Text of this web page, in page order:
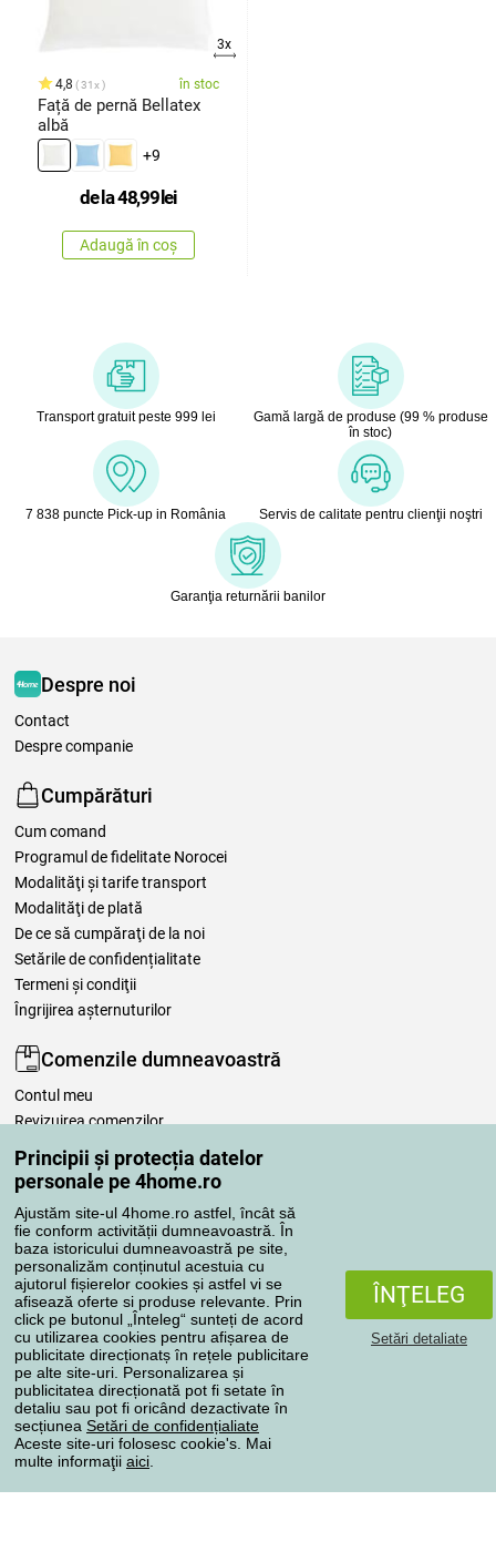
Principii și protecția datelor
personale pe 4home.ro
Ajustăm site-ul 4home.ro astfel, încât să
fie conform activității dumneavoastră. În
baza istoricului dumneavoastră pe site,
personalizăm conținutul acestuia cu
ajutorul fișierelor cookies și astfel vi se
afisează oferte si produse relevante. Prin
click pe butonul „Înteleg“ sunteți de acord
cu utilizarea cookies pentru afișarea de
publicitate direcționatș în rețele publicitare
pe alte site-uri. Personalizarea și
publicitatea direcționată pot fi setate în
detaliu sau pot fi oricând dezactivate în
secțiunea Setări de confidențialiate
Aceste site-uri folosesc cookie's. Mai
multe informaţii aici
ÎNŢELEG
Setări detaliate
3x
4,8 31x în stoc
Față de pernă Bellatex
albă
+9
de la48,99lei
Adaugă în coș
Transport gratuit peste 999 lei
Gamă largă de produse (99 % produse
în stoc)
7 838 puncte Pick-up in România Servis de calitate pentru clienţii noştri
Garanţia returnării banilor
Despre noi
Contact
Despre companie
Cumpărături
Cum comand
Programul de fidelitate Norocei
Modalităţi şi tarife transport
Modalităţi de plată
De ce să cumpăraţi de la noi
Setările de confidențialitate
Termeni şi condiţii
Îngrijirea așternuturilor
Comenzile dumneavoastră
Contul meu
Revizuirea comenzilor
Reclamaţii
Retragere de la contract
Regulile de procesare a recenziilor
Metode de transport
Metode de plată
Magazin de încredere